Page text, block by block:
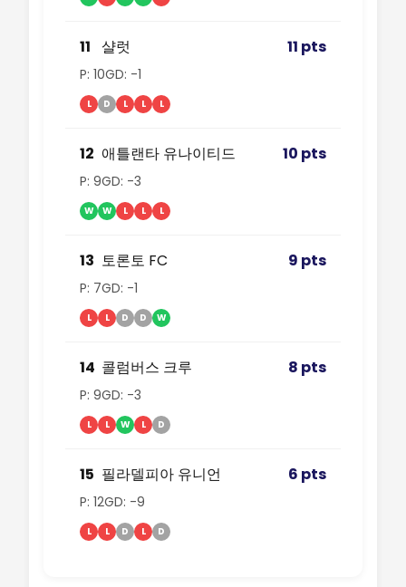
11 샬럿 11 pts
P: 10GD: -1
L D L L L
12 애틀랜타 유나이티드 10 pts
P: 9GD: -3
W W L L L
13 토론토 FC 9 pts
P: 7GD: -1
L L D D W
14 콜럼버스 크루 8 pts
P: 9GD: -3
L L W L D
15 필라델피아 유니언 6 pts
P: 12GD: -9
L L D L D